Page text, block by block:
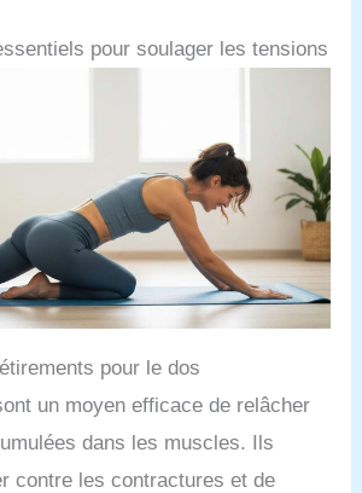
pour soulager les tensions
pour le dos
un moyen efficace de relâcher
dans les muscles. Ils
contre les contractures et de